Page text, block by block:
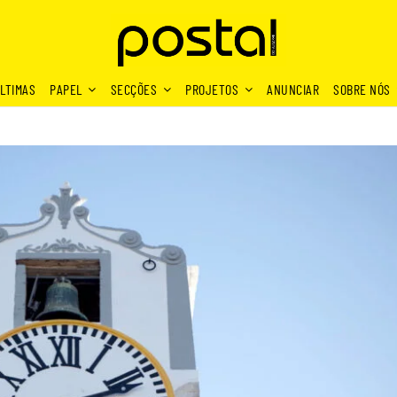
PAPEL SECÇÕES PROJETOS ANUNCIAR SOBRE NÓS